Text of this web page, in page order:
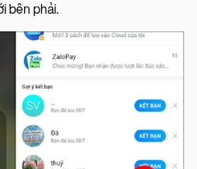
bên phải.